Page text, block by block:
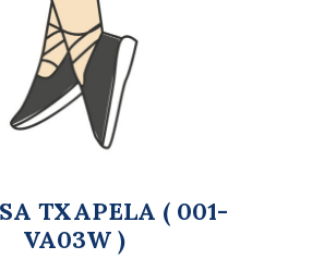
TXAPELA ( 001-
VA03W )